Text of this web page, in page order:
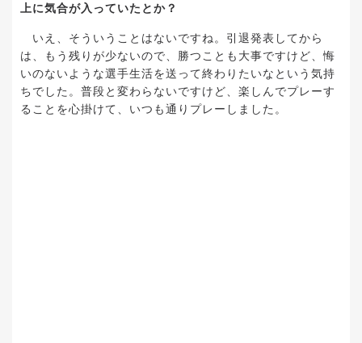
上に気合が入っていたとか？
いえ、そういうことはないですね。引退発表してから
は、もう残りが少ないので、勝つことも大事ですけど、悔
いのないような選手生活を送って終わりたいなという気持
ちでした。普段と変わらないですけど、楽しんでプレーす
ることを心掛けて、いつも通りプレーしました。